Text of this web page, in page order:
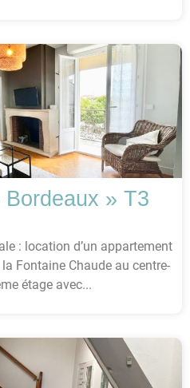
» T3
: location d’un appartement
Fontaine Chaude au centre-
étage avec...